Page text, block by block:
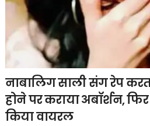
नाबालिग साली संग रेप
होने पर कराया अबॉर्शन,
किया वायरल